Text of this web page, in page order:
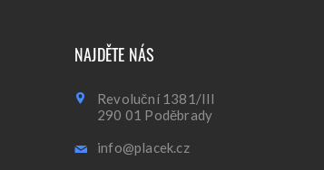
NAJDĚTE NÁS
Revoluční 1381/III
290 01 Poděbrady
info@placek.cz